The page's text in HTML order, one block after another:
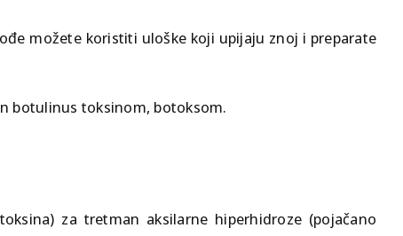
možete koristiti uloške koji upijaju znoj i preparate
botulinus toksinom, botoksom.
za tretman aksilarne hiperhidroze (pojačano